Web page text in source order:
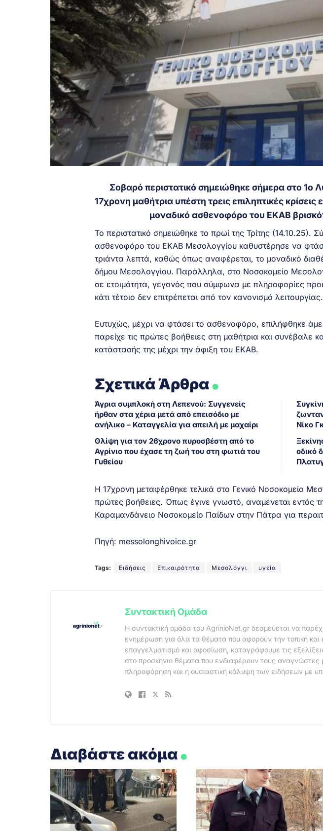
Σοβαρό περιστατικό σημειώθηκε σήμερα στο 1ο
17χρονη μαθήτρια υπέστη τρεις επιληπτικές
μοναδικό ασθενοφόρο του ΕΚΑΒ
Το περιστατικό σημειώθηκε το πρωί της Τρίτης
ασθενοφόρο του ΕΚΑΒ Μεσολογγίου καθυστέρησε να
τριάντα λεπτά, καθώς όπως αναφέρεται, το μοναδικό
δήμου Μεσολογγίου. Παράλληλα, στο Νοσοκομείο
σε ετοιμότητα, γεγονός που σύμφωνα με πληροφορίες
κάτι τέτοιο δεν επιτρέπεται από τον κανονισμό λειτουργίας.
Ευτυχώς, μέχρι να φτάσει το ασθενοφόρο, επιλήφθηκε
παρείχε τις πρώτες βοήθειες στη μαθήτρια και συνέβαλε
κατάστασής της μέχρι την άφιξη του ΕΚΑΒ.
Σχετικά Άρθρα.
Άγρια συμπλοκή στη Λεπενού: Συγγενείς
ήρθαν στα χέρια μετά από επεισόδιο με
ανήλικο – Καταγγελία για απειλή με μαχαίρι
Θλίψη για τον 26χρονο πυροσβέστη από το
Αγρίνιο που έχασε τη ζωή του στη φωτιά του
Γυθείου
Νίκο
οδικό
Η 17χρονη μεταφέρθηκε τελικά στο Γενικό Νοσοκομείο
πρώτες βοήθειες. Όπως έγινε γνωστό, αναμένεται εντός
Καραμανδάνειο Νοσοκομείο Παίδων στην Πάτρα για
Πηγή: messolonghivoice.gr
Tags: Ειδήσεις Επικαιρότητα Μεσολόγγι υγεία
Συντακτική Ομάδα
Η συντακτική ομάδα του AgrinioNet.gr δεσμεύεται να
ενημέρωση για όλα τα θέματα που αφορούν την τοπική και
επαγγελματισμό και αφοσίωση, καταγράφουμε τις
στο προσκήνιο θέματα που ενδιαφέρουν τους αναγνώστες
πληροφόρηση και η ουσιαστική κάλυψη των ειδήσεων με
Διαβάστε ακόμα.